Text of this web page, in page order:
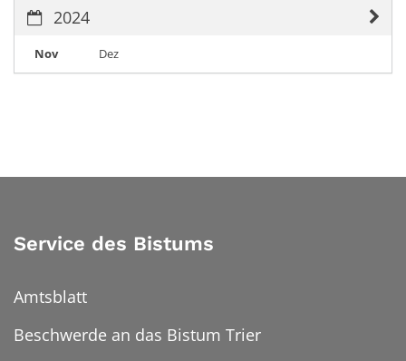
2024
Nov Dez
Service des Bistums
Amtsblatt
Beschwerde an das Bistum Trier